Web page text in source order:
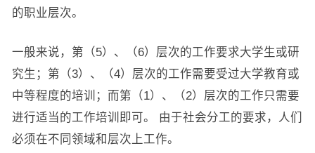
的职业层次。
一般来说，第（5）、（6）层次的工作要求大学生或研
究生；第（3）、（4）层次的工作需要受过大学教育或
中等程度的培训；而第（1）、（2）层次的工作只需要
进行适当的工作培训即可。 由于社会分工的要求，人们
必须在不同领域和层次上工作。